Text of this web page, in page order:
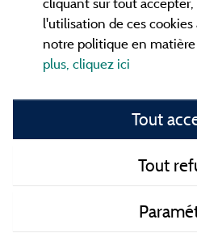
nos adhérents et découvrez nos
Gorges de l'Ardèche, le célèbre
d'Orgnac, Le mont Gerbier de
informez vous directement ici en
Faites vous votre propre idée du
avec clubenfants, avec vos
ou dans un
Tous les campings en Ardèche et
l'utilisation de ces
notre politique en matière
plus, cliquez ici
Tout
Tout